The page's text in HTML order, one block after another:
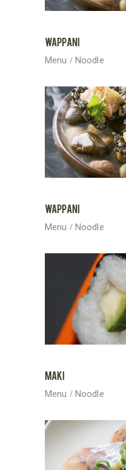
WAPPANI
Menu Noodle
WAPPANI
Menu Noodle
MAKI
Menu Noodle